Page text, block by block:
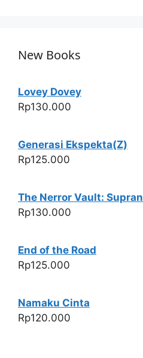
k
New Books
Lovey Dovey
Rp130.000
Generasi Ekspekta(Z)
Rp125.000
The Nerror Vault:
Rp130.000
End of the Road
Rp125.000
Namaku Cinta
Rp120.000